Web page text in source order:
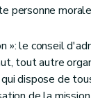
personne
»: le conseil
tout autre
dispose de